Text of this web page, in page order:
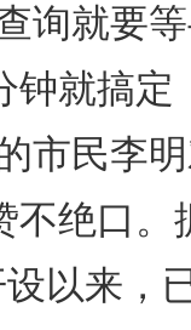
就要等
钟就搞定
市民李
不绝口。
设以来，